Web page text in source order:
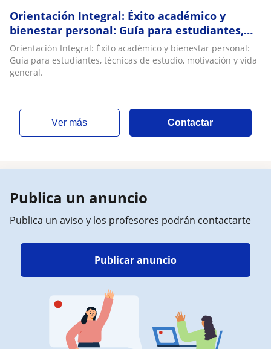
Orientación Integral: Éxito académico y
bienestar personal: Guía para estudiantes,
técnicas de estudio, motivación y vida
general
Orientación Integral: Éxito académico y bienestar personal:
Guía para estudiantes, técnicas de estudio, motivación y vida
general.
ver más Contactar
Publica un anuncio
Publica un aviso y los profesores podrán contactarte
Publicar anuncio